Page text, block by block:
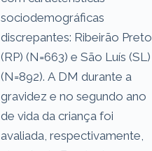
sociodemográficas
discrepantes: Ribeirão Preto
(RP) (N=663) e São Luís (SL)
(N=892). A DM durante a
gravidez e no segundo ano
de vida da criança foi
avaliada, respectivamente,